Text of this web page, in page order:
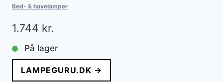
Bed- & havelamper
1.744 kr.
På lager
LAMPEGURU.DK →